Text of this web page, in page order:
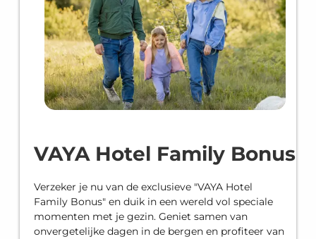
VAYA Hotel Family Bonus
Verzeker je nu van de exclusieve "VAYA Hotel
Family Bonus" en duik in een wereld vol speciale
momenten met je gezin. Geniet samen van
onvergetelijke dagen in de bergen en profiteer van